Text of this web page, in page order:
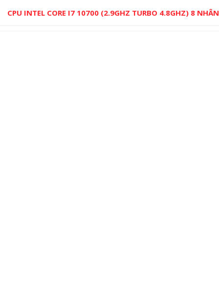
CPU INTEL CORE I7 10700 (2.9GHZ TURBO 4.8GHZ) 8